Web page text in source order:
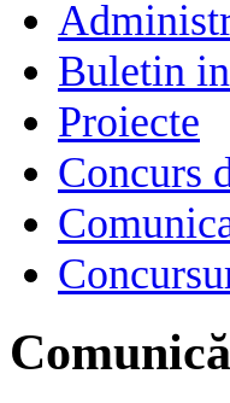
Buletin
Proiecte
Concurs